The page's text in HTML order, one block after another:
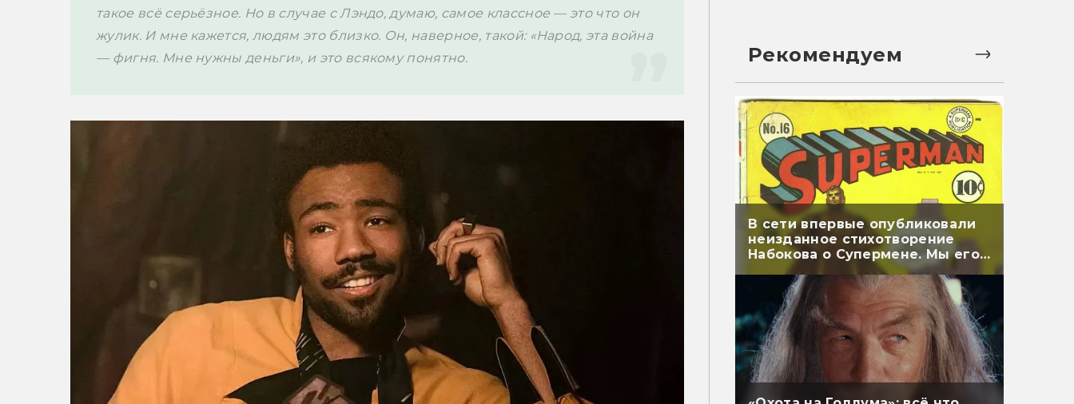
такое всё серьёзное. Но в случае с Лэндо, думаю, самое классное — это что он
жулик. И мне кажется, людям это близко. Он, наверное, такой: «Народ, эта война
Рекомендуем
В сети впервые опубликовали
неизданное стихотворение
Набокова о Супермене. Мы его
перевели